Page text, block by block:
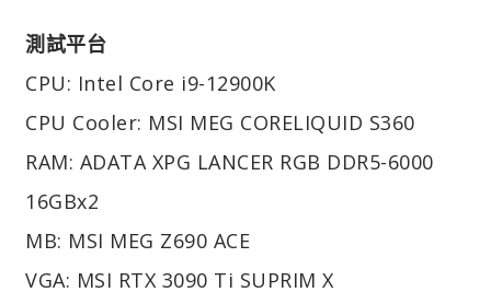
測試平台
CPU: Intel Core i9-12900K
CPU Cooler: MSI MEG CORELIQUID S360
RAM: ADATA XPG LANCER RGB DDR5-6000
16GBx2
MB: MSI MEG Z690 ACE
VGA: MSI RTX 3090 Ti SUPRIM X